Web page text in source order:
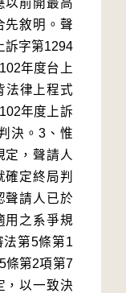
以前開最高
先敘明。聲
訴字第1294
年度台上
法律上程式
年度上訴
決。3、惟
定，聲請人
定終局判
聲請人已於
用之系爭規
法第5條第1
條第2項第7
，以一致決